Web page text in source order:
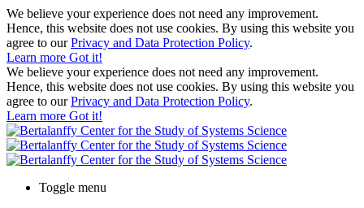
We believe your experience does not need any improvement.
Hence, this website does not use cookies. By using this website you
agree to ourPrivacy and Data Protection Policy.
Learn more Got it!
We believe your experience does not need any improvement.
Hence, this website does not use cookies. By using this website you
agree to ourPrivacy and Data Protection Policy.
Learn more Got it!
Toggle menu